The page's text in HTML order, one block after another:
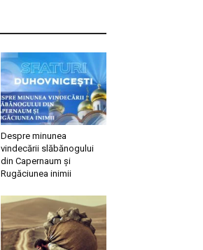
Despre minunea
vindecării slăbănogului
din Capernaum și
Rugăciunea inimii